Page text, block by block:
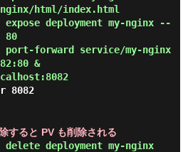
html/index.html
expose deployment my-nginx --
80
port-forward service/my-nginx
&
8082
すると PV も削除される
delete deployment my-nginx